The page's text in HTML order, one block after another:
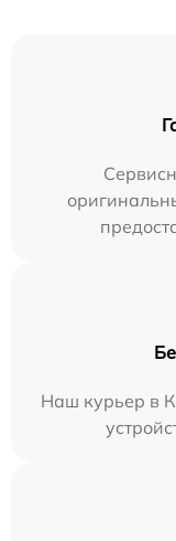
Наш курьер в